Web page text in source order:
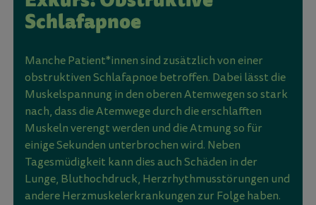
Schlafapnoe
Manche Patient*innen sind zusätzlich von einer
obstruktiven Schlafapnoe betroffen. Dabei lässt die
Muskelspannung in den oberen Atemwegen so stark
nach, dass die Atemwege durch die erschlafften
Muskeln verengt werden und die Atmung so für
einige Sekunden unterbrochen wird. Neben
Tagesmüdigkeit kann dies auch Schäden in der
Lunge, Bluthochdruck, Herzrhythmusstörungen und
andere Herzmuskelerkrankungen zur Folge haben.